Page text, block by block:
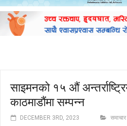
साइमनको १५ औं
काठमाडौंमा सम्पन्न
DECEMBER 3RD, 2023 समाचार